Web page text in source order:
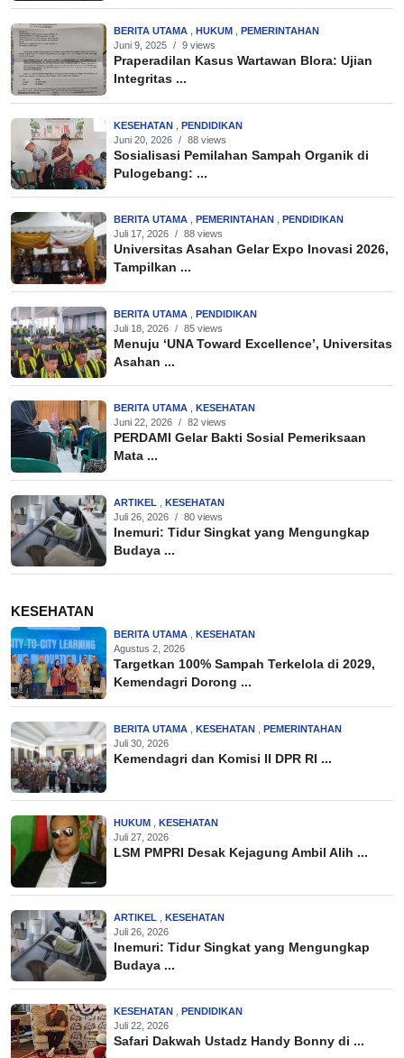
BERITA UTAMA HUKUM
PEMERINTAHAN
Juni 9, 2025 / 9 views
Praperadilan Kasus Wartawan Blora: Ujian
Integritas ...
KESEHATAN
PENDIDIKAN
Juni 20, 2026 / 88 views
Sosialisasi Pemilahan Sampah Organik di
Pulogebang: ...
BERITA UTAMA PEMERINTAHAN
PENDIDIKAN
Juli 17, 2026 / 88 views
Universitas Asahan Gelar Expo Inovasi 2026,
Tampilkan ...
BERITA UTAMA
PENDIDIKAN
Juli 18, 2026 / 85 views
Menuju ‘UNA Toward Excellence’, Universitas
Asahan ...
BERITA UTAMA
KESEHATAN
Juni 22, 2026 / 82 views
PERDAMI Gelar Bakti Sosial Pemeriksaan
Mata ...
ARTIKEL
KESEHATAN
Juli 26, 2026 / 80 views
Inemuri: Tidur Singkat yang Mengungkap
Budaya ...
KESEHATAN
BERITA UTAMA
KESEHATAN
Agustus 2, 2026
Targetkan 100% Sampah Terkelola di 2029,
Kemendagri Dorong ...
BERITA UTAMA KESEHATAN
PEMERINTAHAN
Juli 30, 2026
Kemendagri dan Komisi II DPR RI ...
HUKUM
KESEHATAN
Juli 27, 2026
LSM PMPRI Desak Kejagung Ambil Alih ...
ARTIKEL
KESEHATAN
Juli 26, 2026
Inemuri: Tidur Singkat yang Mengungkap
Budaya ...
KESEHATAN
PENDIDIKAN
Juli 22, 2026
Safari Dakwah Ustadz Handy Bonny di ...